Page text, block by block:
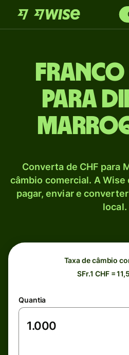
para
Converta de CHF para
câmbio comercial. A Wise
pagar, enviar e
local.
Taxa de câmbio
SFr.1 CHF =
Quantia